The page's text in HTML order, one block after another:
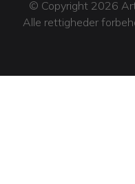
© Copyright 2026
Alle rettigheder